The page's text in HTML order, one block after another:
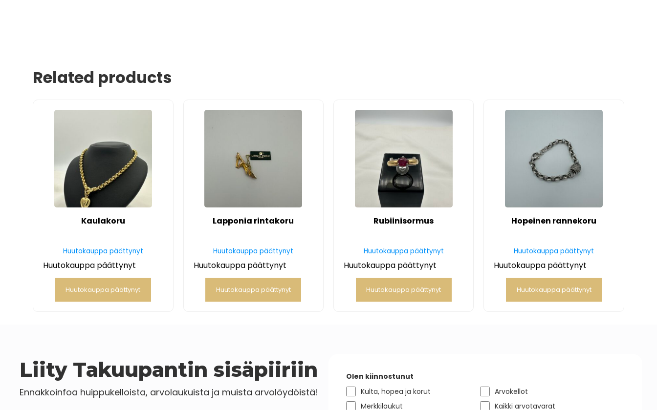
Related products
Kaulakoru
Huutokauppa päättynyt
Huutokauppa päättynyt
Huutokauppa päättynyt
Lapponia rintakoru
Huutokauppa päättynyt
Huutokauppa päättynyt
Huutokauppa päättynyt
Rubiinisormus
Huutokauppa päättynyt
Huutokauppa päättynyt
Huutokauppa päättynyt
Hopeinen rannekoru
Huutokauppa päättynyt
Huutokauppa päättynyt
Huutokauppa päättynyt
Liity Takuupantin sisäpiiriin
Ennakkoinfoa huippukelloista, arvolaukuista ja muista arvolöydöistä!
Olen kiinnostunut
Kulta, hopea ja korut
Arvokellot
Merkkilaukut
Kaikki arvotavarat